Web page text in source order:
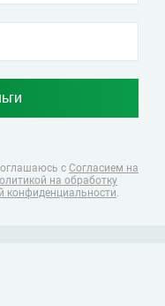
с Согласием на
на обработку
конфиденциальности.